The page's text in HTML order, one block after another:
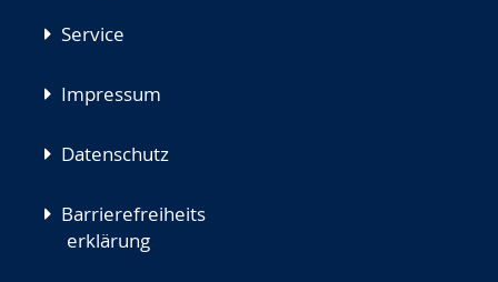
Service
Impressum
Datenschutz
Barrierefreiheits
erklärung